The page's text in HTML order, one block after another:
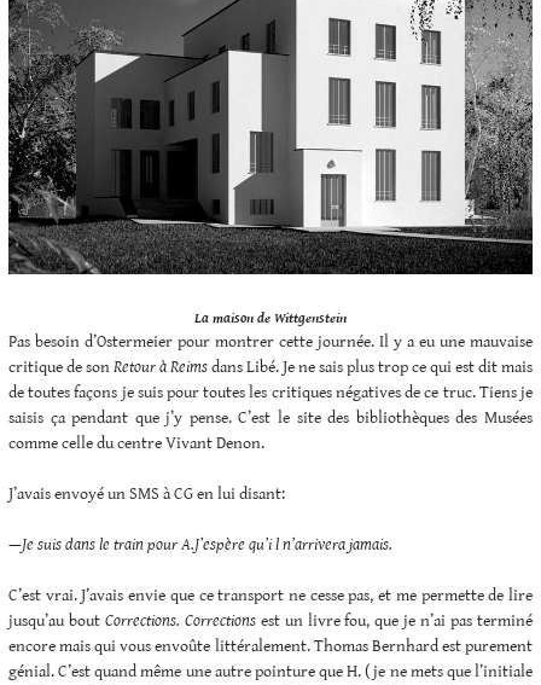
La maison de Wittgenstein
Pas besoin d’Ostermeier pour montrer cette journée. Il y a eu une mauvaise
critique de sonRetour à Reimsdans Libé. Je ne sais plus trop ce qui est dit mais
de toutes façons je suis pour toutes les critiques négatives de ce truc. Tiens je
saisis ça pendant que j’y pense. C’est le site des bibliothèques des Musées
comme celle du centre Vivant Denon.
J’avais envoyé un SMS à CG en lui disant:
—Je suis dans le train pour A.J’espère qu’i l n’arrivera jamais.
C’est vrai. J’avais envie que ce transport ne cesse pas, et me permette de lire
jusqu’au bout Corrections. Correctionsest un livre fou, que je n’ai pas terminé
encore mais qui vous envoûte littéralement. Thomas Bernhard est purement
génial. C’est quand même une autre pointure que H. ( je ne mets que l’initiale